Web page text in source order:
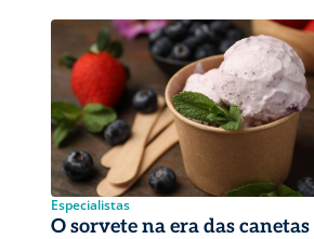
Especialistas
O sorvete na era das canetas